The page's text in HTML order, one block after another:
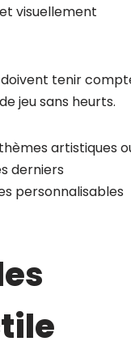
visuellement
doivent tenir
jeu sans heurts.
artistiques
derniers
personnalisables